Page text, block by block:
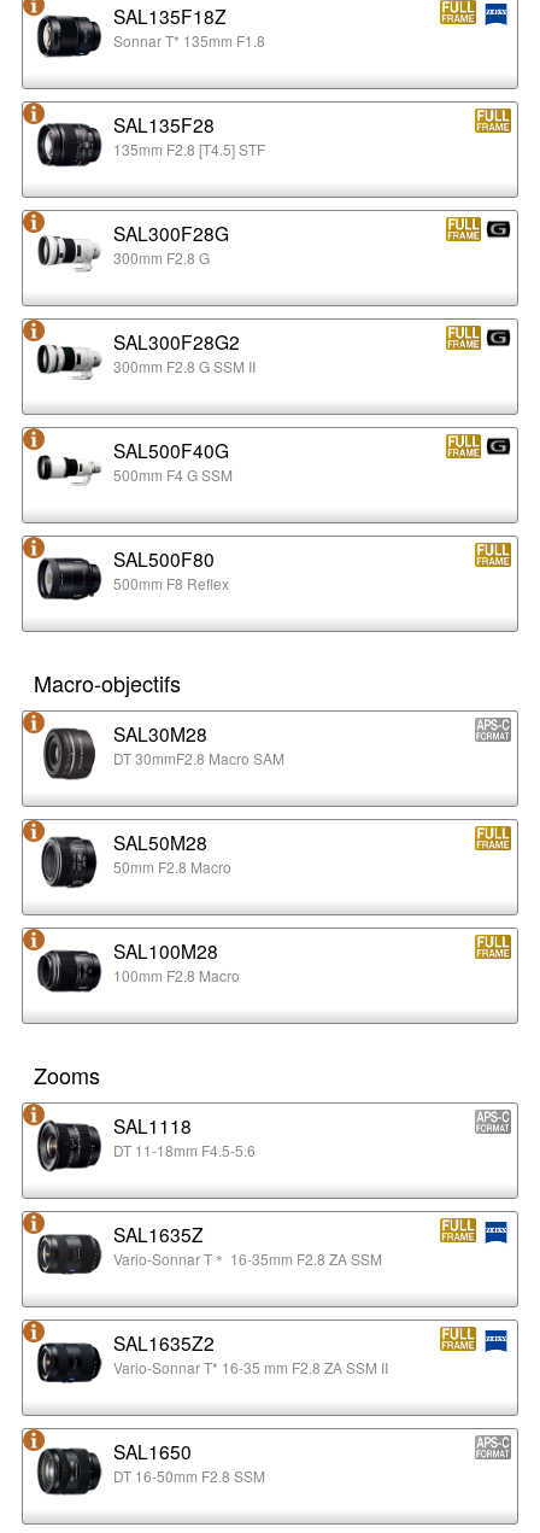
SAL135F18Z
Sonnar T* 135mm F1.8
SAL135F28
135mm F2.8 [T4.5] STF
SAL300F28G
300mm F2.8 G
SAL300F28G2
300mm F2.8 G SSM II
SAL500F40G
500mm F4 G SSM
SAL500F80
500mm F8 Reflex
Macro-objectifs
SAL30M28
DT 30mmF2.8 Macro SAM
SAL50M28
50mm F2.8 Macro
SAL100M28
100mm F2.8 Macro
Zooms
SAL1118
DT 11-18mm F4.5-5.6
SAL1635Z
Vario-Sonnar T＊ 16-35mm F2.8 ZA SSM
SAL1635Z2
Vario-Sonnar T* 16-35 mm F2.8 ZA SSM II
SAL1650
DT 16-50mm F2.8 SSM